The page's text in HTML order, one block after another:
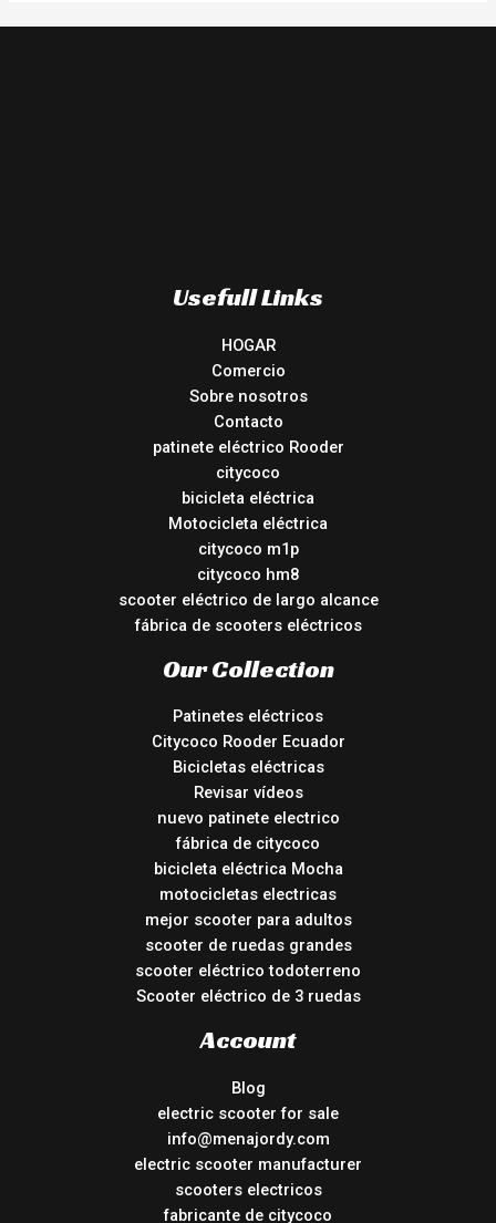
Usefull Links
HOGAR
Comercio
Sobre nosotros
Contacto
patinete eléctrico Rooder
citycoco
bicicleta eléctrica
Motocicleta eléctrica
citycoco m1p
citycoco hm8
scooter eléctrico de largo alcance
fábrica de scooters eléctricos
Our Collection
Patinetes eléctricos
Citycoco Rooder Ecuador
Bicicletas eléctricas
Revisar vídeos
nuevo patinete electrico
fábrica de citycoco
bicicleta eléctrica Mocha
motocicletas electricas
mejor scooter para adultos
scooter de ruedas grandes
scooter eléctrico todoterreno
Scooter eléctrico de 3 ruedas
Account
Blog
electric scooter for sale
info@menajordy.com
electric scooter manufacturer
scooters electricos
fabricante de citycoco